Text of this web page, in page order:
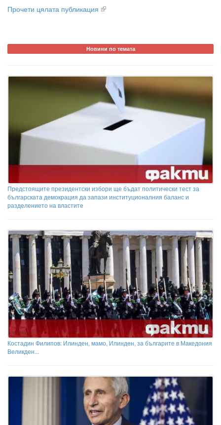
Прочети цялата публикация
Новини по темата
Предстоящите президентски избори ще бъдат политически тест за
българската демокрация да запази институционалния баланс и
разделението на властите
Костадин Филипов: Илинден, мамо, Илинден, за българите в Македония
Великден...